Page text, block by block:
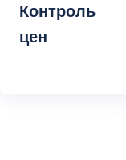
Контроль
цен